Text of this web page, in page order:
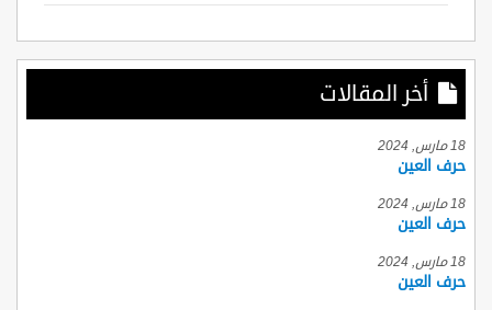
أخر المقالات
18 مارس, 2024
حرف العين
18 مارس, 2024
حرف العين
18 مارس, 2024
حرف العين